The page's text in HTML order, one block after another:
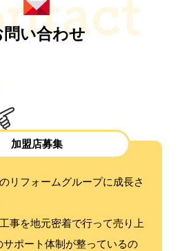
問い合わせ
加盟店募集
リフォームグループに成長さ
事を地元密着で行って売り上
サポート体制が整っているの